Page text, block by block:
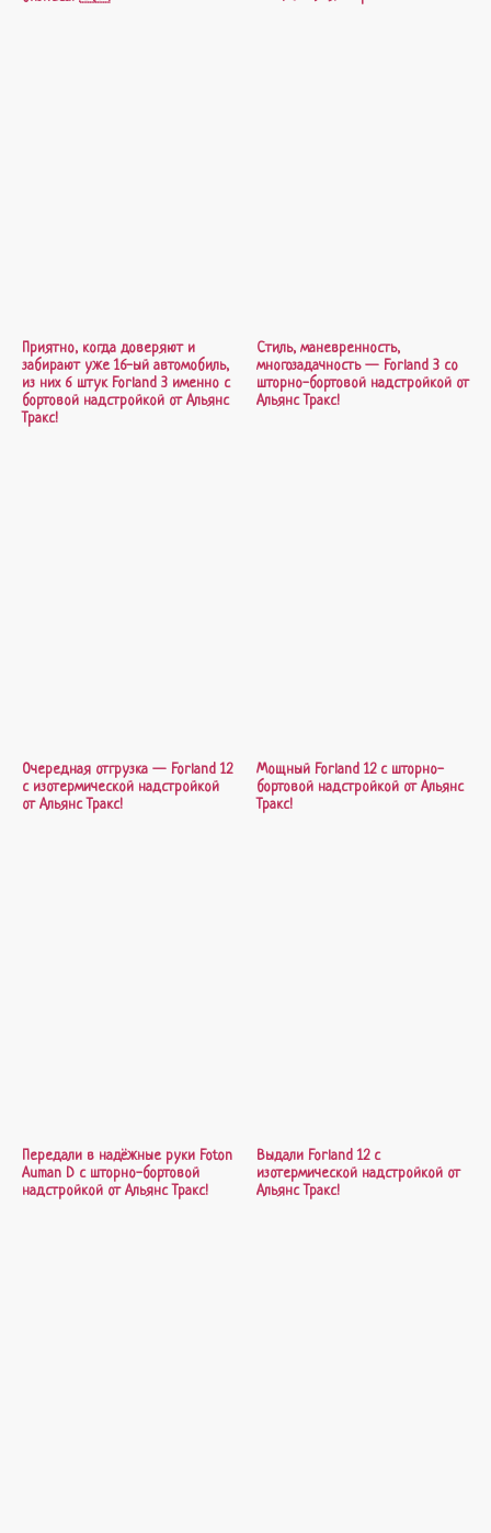
Приятно, когда доверяют и
забирают уже 16-ый автомобиль,
из них 6 штук Forland 3 именно с
бортовой надстройкой от Альянс
Тракс!
Стиль, маневренность,
многозадачность — Forland 3 со
шторно-бортовой надстройкой от
Альянс Тракс!
Очередная отгрузка — Forland 12
с изотермической надстройкой
от Альянс Тракс!
Мощный Forland 12 с шторно-
бортовой надстройкой от Альянс
Тракс!
Передали в надёжные руки Foton
Auman D с шторно-бортовой
надстройкой от Альянс Тракс!
Выдали Forland 12 с
изотермической надстройкой от
Альянс Тракс!